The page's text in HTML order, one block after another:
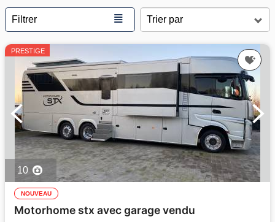
Filtrer ≣
PRESTIGE
10
NOUVEAU
Motorhome stx avec garage vendu